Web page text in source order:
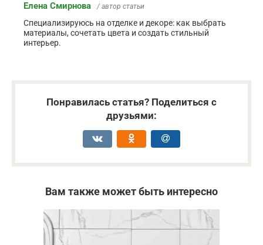
Елена Смирнова / автор статьи
Специализируюсь на отделке и декоре: как выбрать
материалы, сочетать цвета и создать стильный
интерьер.
Понравилась статья? Поделиться с
друзьями:
Вам также может быть интересно